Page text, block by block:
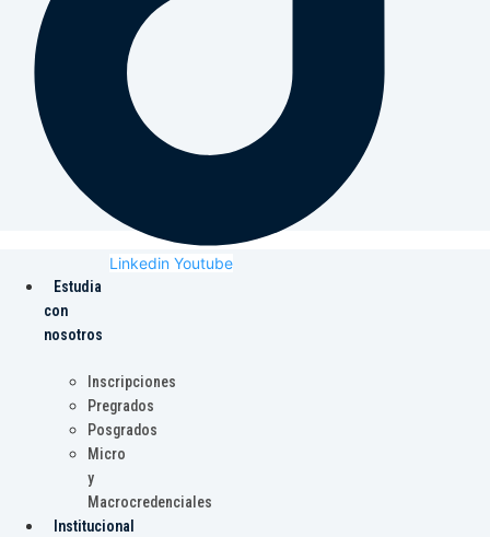
Linkedin Youtube
Estudia
con
nosotros
Inscripciones
Pregrados
Posgrados
Micro
y
Macrocredenciales
Institucional